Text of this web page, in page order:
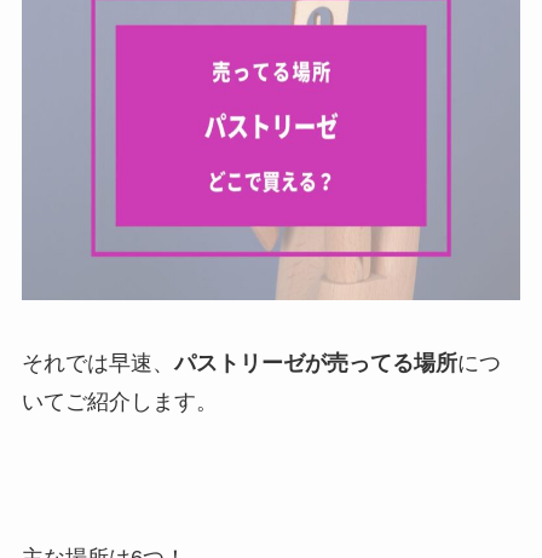
それでは早速、パストリーゼが売ってる場所につ
いてご紹介します。